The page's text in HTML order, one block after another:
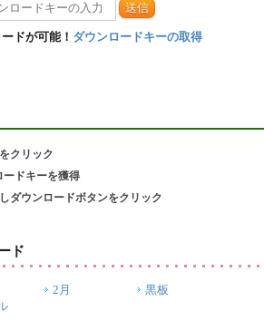
送信
ドが可能！ ダウンロードキーの取得
クリック
ードキーを獲得
ダウンロードボタンをクリック
ド
2月
黒板